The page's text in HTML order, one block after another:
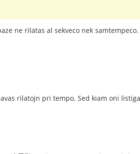
ne rilatas al sekveco nek
rilatojn pri tempo. Sed kiam oni